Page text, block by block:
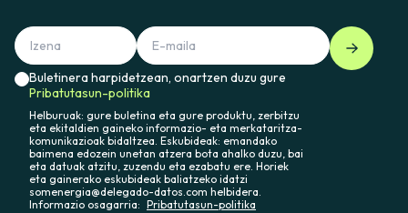
Buletinera harpidetzean, onartzen duzu gure
Pribatutasun-politika
Helburuak: gure buletina eta gure produktu, zerbitzu
eta ekitaldien gaineko informazio- eta merkataritza-
komunikazioak bidaltzea. Eskubideak: emandako
baimena edozein unetan atzera bota ahalko duzu, bai
eta datuak atzitu, zuzendu eta ezabatu ere. Horiek
eta gainerako eskubideak baliatzeko idatzi
somenergia@delegado-datos.com helbidera.
Informazio osagarria: Pribatutasun-politika